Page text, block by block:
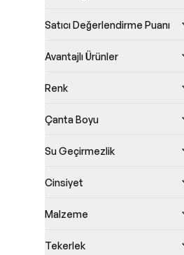
Satıcı Değerlendirme Puanı
Avantajlı Ürünler
Renk
Çanta Boyu
Su Geçirmezlik
Cinsiyet
Malzeme
Tekerlek